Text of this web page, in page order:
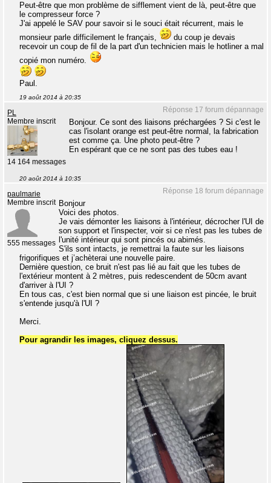
Peut-être que mon problème de sifflement vient de là, peut-être que
le compresseur force ?
J'ai appelé le SAV pour savoir si le souci était récurrent, mais le
monsieur parle difficilement le français,
du coup je devais
recevoir un coup de fil de la part d'un technicien mais le hotliner a mal
copié mon numéro.
Paul.
19 août 2014 à 20:35
Réponse 17 forum dépannage
PL
Membre inscrit
14 164 messages
Bonjour. Ce sont des liaisons préchargées ? Si c'est le
cas l'isolant orange est peut-être normal, la fabrication
est comme ça. Une photo peut-être ?
En espérant que ce ne sont pas des tubes eau !
20 août 2014 à 10:35
Réponse 18 forum dépannage
paulmarie
Membre inscrit
555 messages
Bonjour
Voici des photos.
Je vais démonter les liaisons à l'intérieur, décrocher l'UI de
son support et l'inspecter, voir si ce n'est pas les tubes de
l'unité intérieur qui sont pincés ou abimés.
S'ils sont intacts, je remettrai la faute sur les liaisons
frigorifiques et j’achèterai une nouvelle paire.
Dernière question, ce bruit n'est pas lié au fait que les tubes de
l'extérieur montent à 2 mètres, puis redescendent de 50cm avant
d'arriver à l'UI ?
En tous cas, c'est bien normal que si une liaison est pincée, le bruit
s'entende jusqu'à l'UI ?
Merci.
Pour agrandir les images, cliquez dessus.